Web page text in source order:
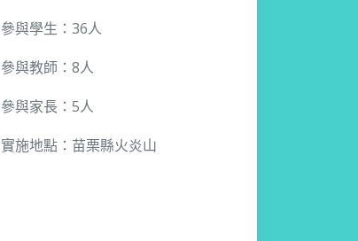
參與學生：36人
參與教師：8人
參與家長：5人
實施地點：苗栗縣火炎山